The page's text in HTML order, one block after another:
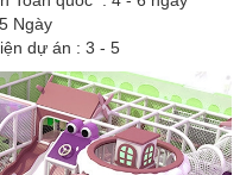
Ngày
dự án : 3 - 5